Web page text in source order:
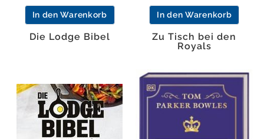
In den Warenkorb In den Warenkorb
Die Lodge Bibel
Zu Tisch bei den
Royals